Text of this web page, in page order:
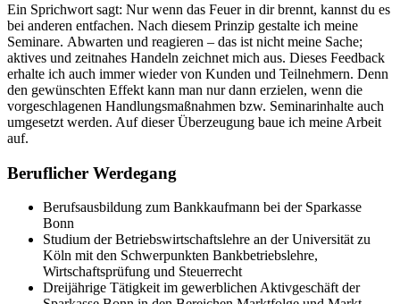
Ein Sprichwort sagt: Nur wenn das Feuer in dir brennt, kannst du es
bei anderen entfachen. Nach diesem Prinzip gestalte ich meine
Seminare. Abwarten und reagieren – das ist nicht meine Sache;
aktives und zeitnahes Handeln zeichnet mich aus. Dieses Feedback
erhalte ich auch immer wieder von Kunden und Teilnehmern. Denn
den gewünschten Effekt kann man nur dann erzielen, wenn die
vorgeschlagenen Handlungsmaßnahmen bzw. Seminarinhalte auch
umgesetzt werden. Auf dieser Überzeugung baue ich meine Arbeit
auf.
Beruflicher Werdegang
Berufsausbildung zum Bankkaufmann bei der Sparkasse
Bonn
Studium der Betriebswirtschaftslehre an der Universität zu
Köln mit den Schwerpunkten Bankbetriebslehre,
Wirtschaftsprüfung und Steuerrecht
Dreijährige Tätigkeit im gewerblichen Aktivgeschäft der